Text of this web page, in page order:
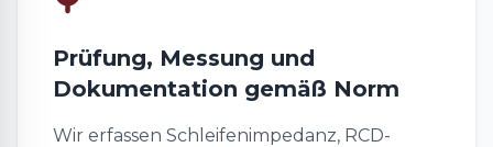
Prüfung, Messung und
Dokumentation gemäß Norm
Wir erfassen Schleifenimpedanz, RCD-